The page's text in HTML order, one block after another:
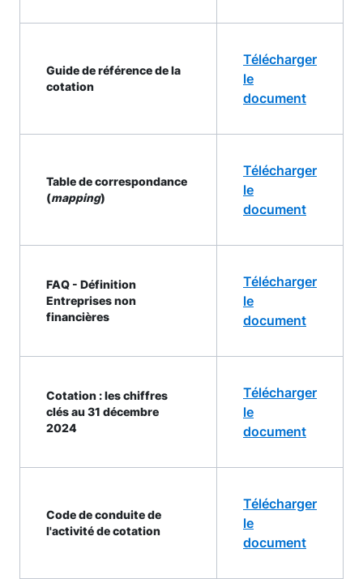
Guide de référence de la
cotation
Télécharger
le
document
Table de correspondance
(mapping)
Télécharger
le
document
FAQ - Définition
Entreprises non
financières
Télécharger
le
document
Cotation : les chiffres
clés au 31 décembre
2024
Télécharger
le
document
Code de conduite de
l'activité de cotation
Télécharger
le
document